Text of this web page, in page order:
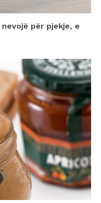
për pjekje, e